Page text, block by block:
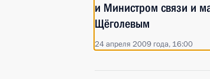
и Министром связи и
Щёголевым
24 апреля 2009 года, 16:00